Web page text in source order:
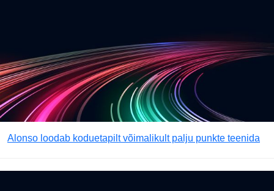
Alonso loodab koduetapilt võimalikult palju punkte teenida